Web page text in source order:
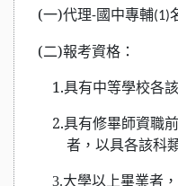
(一)代理-國中專輔(1)
(二)報考資格：
1.具有中等學校各
2.具有修畢師資職
者，以具各該科
3.大學以上畢業者